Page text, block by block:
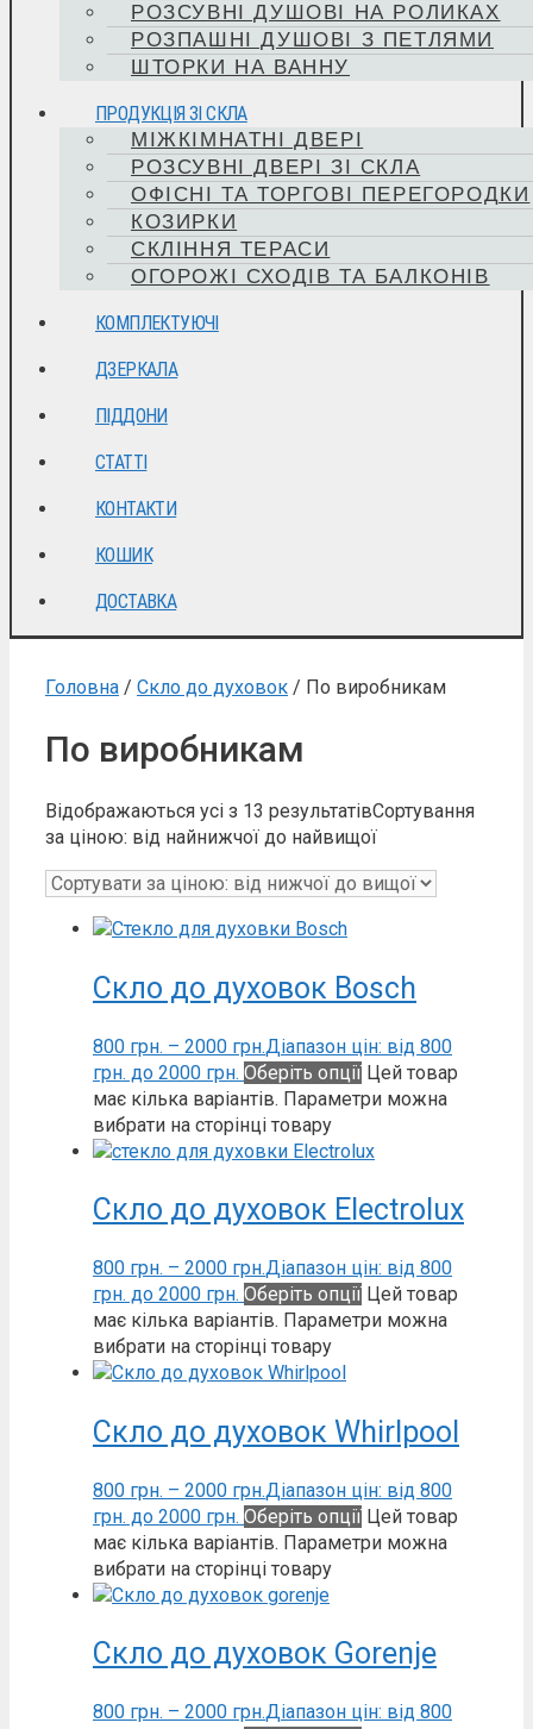
РОЗСУВНІ ДУШОВІ НА РОЛИКАХ
РОЗПАШНІ ДУШОВІ З ПЕТЛЯМИ
ШТОРКИ НА ВАННУ
ПРОДУКЦІЯ ЗІ СКЛА
МІЖКІМНАТНІ ДВЕРІ
РОЗСУВНІ ДВЕРІ ЗІ СКЛА
ОФІСНІ ТА ТОРГОВІ ПЕРЕГОРОДКИ
КОЗИРКИ
СКЛІННЯ ТЕРАСИ
ОГОРОЖІ СХОДІВ ТА БАЛКОНІВ
КОМПЛЕКТУЮЧІ
ДЗЕРКАЛА
ПІДДОНИ
СТАТТІ
КОНТАКТИ
КОШИК
ДОСТАВКА
Головна / Скло до духовок / По виробникам
По виробникам
Відображаються усі з 13 результатівСортування
за ціною: від найнижчої до найвищої
Скло до духовок Bosch
800 грн. – 2000 грн.Діапазон цін: від 800
грн. до 2000 грн. Оберіть опції Цей товар
має кілька варіантів. Параметри можна
вибрати на сторінці товару
Скло до духовок Electrolux
800 грн. – 2000 грн.Діапазон цін: від 800
грн. до 2000 грн. Оберіть опції Цей товар
має кілька варіантів. Параметри можна
вибрати на сторінці товару
Скло до духовок Whirlpool
800 грн. – 2000 грн.Діапазон цін: від 800
грн. до 2000 грн. Оберіть опції Цей товар
має кілька варіантів. Параметри можна
вибрати на сторінці товару
Скло до духовок Gorenje
800 грн. – 2000 грн.Діапазон цін: від 800